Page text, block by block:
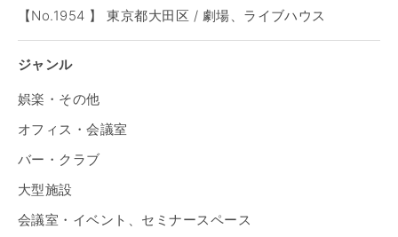
【No.1954 】 東京都大田区 / 劇場、ライブハウス
ジャンル
娯楽・その他
オフィス・会議室
バー・クラブ
大型施設
会議室・イベント、セミナースペース